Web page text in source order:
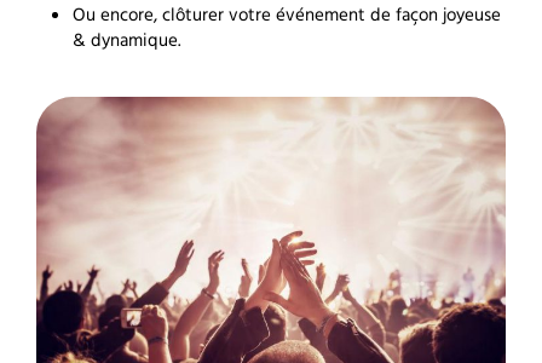
Ou encore, clôturer votre événement de façon joyeuse
& dynamique.